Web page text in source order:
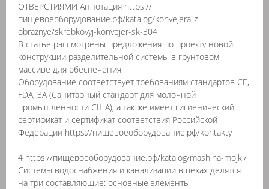
ОТВЕРСТИЯМИ Аннотация https://
пищевоеоборудование.рф/katalog/konvejera-z-
obraznye/skrebkovyj-konvejer-sk-304
В статье рассмотрены предложения по проекту новой
конструкции разделительной системы в грунтовом
массиве для обеспечения
Оборудование соответствует требованиям стандартов CE,
FDA, 3A (Санитарный стандарт для молочной
промышленности США), а так же имеет гигиенический
сертификат и сертификат соответствия Российской
Федерации https://пищевоеоборудование.рф/kontakty
4 https://пищевоеоборудование.рф/katalog/mashina-mojki/
Системы водоснабжения и канализации в цехах делятся
на три составляющие: основные элементы